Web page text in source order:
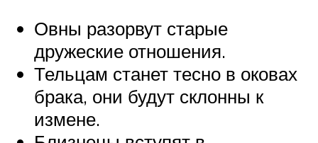
Овны разорвут старые
дружеские отношения.
Тельцам станет тесно в оковах
брака, они будут склонны к
измене.